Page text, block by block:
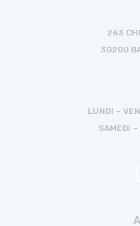
263
30200
LUNDI –
SAMEDI –